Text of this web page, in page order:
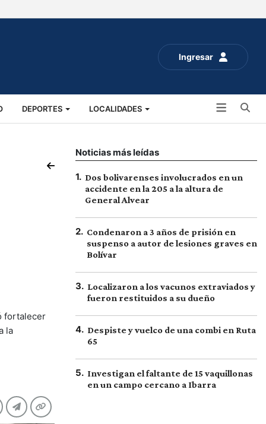
Ingresar
DEPORTES LOCALIDADES
fortalecer
la
Noticias más leídas
1. Dos bolivarenses involucrados en un
accidente en la 205 a la altura de
General Alvear
2. Condenaron a 3 años de prisión en
suspenso a autor de lesiones graves en
Bolívar
3. Localizaron a los vacunos extraviados y
fueron restituidos a su dueño
4. Despiste y vuelco de una combi en Ruta
65
5. Investigan el faltante de 15 vaquillonas
en un campo cercano a Ibarra